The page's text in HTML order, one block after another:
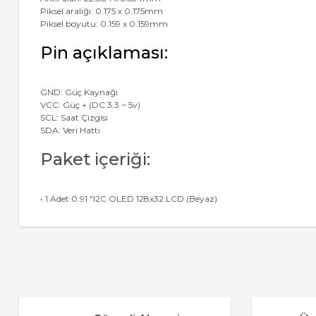
Piksel aralığı: 0.175 x 0.175mm
Piksel boyutu: 0.159 x 0.159mm
Pin açıklaması:
GND: Güç Kaynağı
VCC: Güç + (DC 3.3 ~ 5v)
SCL: Saat Çizgisi
SDA: Veri Hattı
Paket içeriği:
• 1 Adet 0.91 "I2C OLED 128x32 LCD (Beyaz)